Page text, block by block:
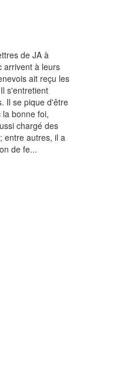
de JA à
arrivent à leurs
ait reçu les
s'entretient
Il se pique d'être
bonne foi,
chargé des
entre autres, il a
de fe...